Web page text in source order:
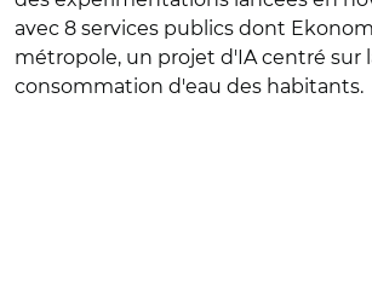
avec 8 services publics dont
métropole, un projet d'IA centré sur
consommation d'eau des habitants.